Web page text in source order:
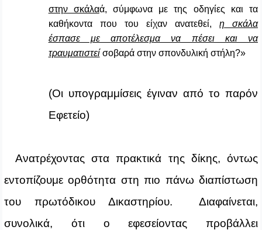
στην σκάλαά, σύμφωνα με της οδηγίες και τα
καθήκοντα που του είχαν ανατεθεί, η σκάλα
έσπασε με αποτέλεσμα να πέσει και να
τραυματιστείσοβαρά στην σπονδυλική στήλη?»
(Οι υπογραμμίσεις έγιναν από το παρόν
Εφετείο)
Ανατρέχοντας στα πρακτικά της δίκης, όντως
εντοπίζουμε ορθότητα στη πιο πάνω διαπίστωση
του πρωτόδικου Δικαστηρίου. Διαφαίνεται,
συνολικά, ότι ο εφεσείοντας προβάλλει